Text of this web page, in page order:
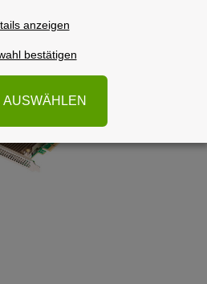
anzeigen
bestätigen
AUSWÄHLEN